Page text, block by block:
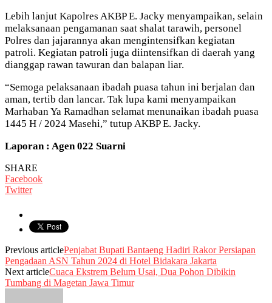
Lebih lanjut Kapolres AKBP E. Jacky menyampaikan, selain
melaksanaan pengamanan saat shalat tarawih, personel
Polres dan jajarannya akan mengintensifkan kegiatan
patroli. Kegiatan patroli juga diintensifkan di daerah yang
dianggap rawan tawuran dan balapan liar.
“Semoga pelaksanaan ibadah puasa tahun ini berjalan dan
aman, tertib dan lancar. Tak lupa kami menyampaikan
Marhaban Ya Ramadhan selamat menunaikan ibadah puasa
1445 H / 2024 Masehi,” tutup AKBP E. Jacky.
Laporan : Agen 022 Suarni
SHARE
Facebook
Twitter
Previous articlePenjabat Bupati Bantaeng Hadiri Rakor Persiapan
Pengadaan ASN Tahun 2024 di Hotel Bidakara Jakarta
Next articleCuaca Ekstrem Belum Usai, Dua Pohon Dibikin
Tumbang di Magetan Jawa Timur